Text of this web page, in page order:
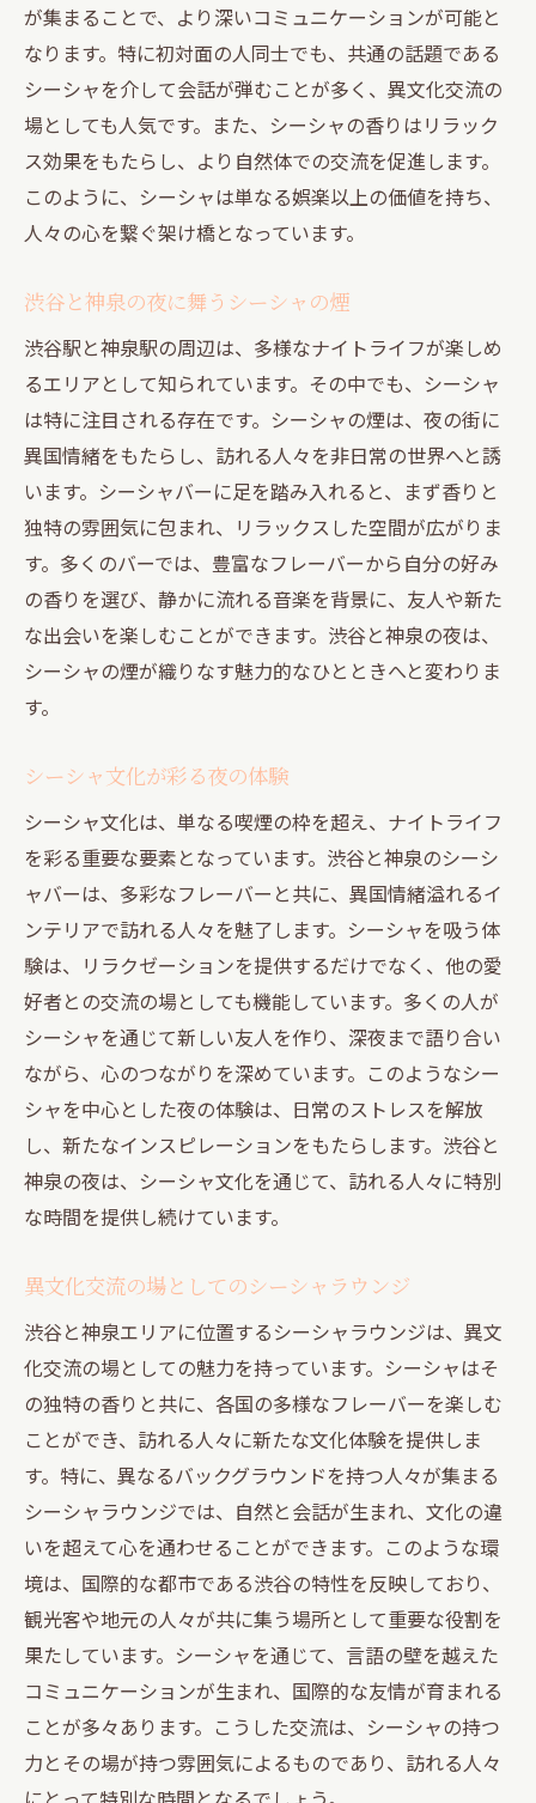
が集まることで、より深いコミュニケーションが可能と
なります。特に初対面の人同士でも、共通の話題である
シーシャを介して会話が弾むことが多く、異文化交流の
場としても人気です。また、シーシャの香りはリラック
ス効果をもたらし、より自然体での交流を促進します。
このように、シーシャは単なる娯楽以上の価値を持ち、
人々の心を繋ぐ架け橋となっています。
渋谷と神泉の夜に舞うシーシャの煙
渋谷駅と神泉駅の周辺は、多様なナイトライフが楽しめ
るエリアとして知られています。その中でも、シーシャ
は特に注目される存在です。シーシャの煙は、夜の街に
異国情緒をもたらし、訪れる人々を非日常の世界へと誘
います。シーシャバーに足を踏み入れると、まず香りと
独特の雰囲気に包まれ、リラックスした空間が広がりま
す。多くのバーでは、豊富なフレーバーから自分の好み
の香りを選び、静かに流れる音楽を背景に、友人や新た
な出会いを楽しむことができます。渋谷と神泉の夜は、
シーシャの煙が織りなす魅力的なひとときへと変わりま
す。
シーシャ文化が彩る夜の体験
シーシャ文化は、単なる喫煙の枠を超え、ナイトライフ
を彩る重要な要素となっています。渋谷と神泉のシーシ
ャバーは、多彩なフレーバーと共に、異国情緒溢れるイ
ンテリアで訪れる人々を魅了します。シーシャを吸う体
験は、リラクゼーションを提供するだけでなく、他の愛
好者との交流の場としても機能しています。多くの人が
シーシャを通じて新しい友人を作り、深夜まで語り合い
ながら、心のつながりを深めています。このようなシー
シャを中心とした夜の体験は、日常のストレスを解放
し、新たなインスピレーションをもたらします。渋谷と
神泉の夜は、シーシャ文化を通じて、訪れる人々に特別
な時間を提供し続けています。
異文化交流の場としてのシーシャラウンジ
渋谷と神泉エリアに位置するシーシャラウンジは、異文
化交流の場としての魅力を持っています。シーシャはそ
の独特の香りと共に、各国の多様なフレーバーを楽しむ
ことができ、訪れる人々に新たな文化体験を提供しま
す。特に、異なるバックグラウンドを持つ人々が集まる
シーシャラウンジでは、自然と会話が生まれ、文化の違
いを超えて心を通わせることができます。このような環
境は、国際的な都市である渋谷の特性を反映しており、
観光客や地元の人々が共に集う場所として重要な役割を
果たしています。シーシャを通じて、言語の壁を越えた
コミュニケーションが生まれ、国際的な友情が育まれる
ことが多々あります。こうした交流は、シーシャの持つ
力とその場が持つ雰囲気によるものであり、訪れる人々